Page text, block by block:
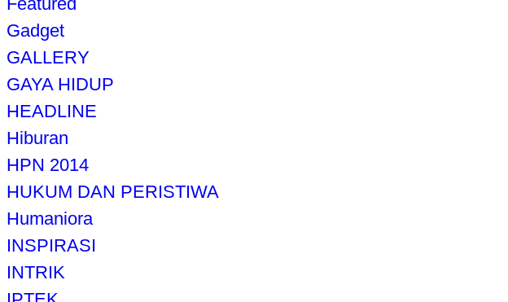
Gadget
GALLERY
GAYA HIDUP
HEADLINE
Hiburan
HPN 2014
HUKUM DAN PERISTIWA
Humaniora
INSPIRASI
INTRIK